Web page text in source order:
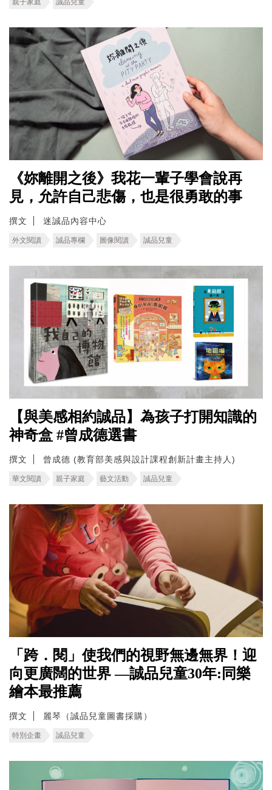
《妳離開之後》我花一輩子學會說再
見，允許自己悲傷，也是很勇敢的事
撰文 迷誠品內容中心
外文閱讀 誠品專欄 圖像閱讀 誠品兒童
【與美感相約誠品】為孩子打開知識的
神奇盒 #曾成德選書
撰文 曾成德 (教育部美感與設計課程創新計畫主持人)
華文閱讀 親子家庭 藝文活動 誠品兒童
「跨．閱」使我們的視野無邊無界！迎
向更廣闊的世界 —誠品兒童30年:同樂
繪本最推薦
撰文 麗琴（誠品兒童圖書採購）
特別企畫 誠品兒童